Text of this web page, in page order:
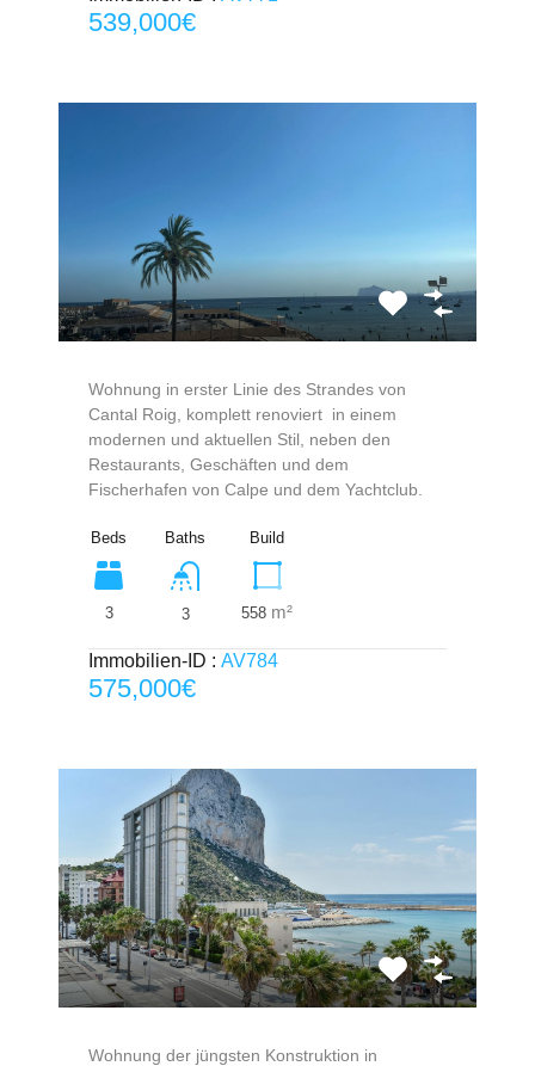
539,000€
Wohnung in erster Linie des Strandes von
Cantal Roig, komplett renoviert in einem
modernen und aktuellen Stil, neben den
Restaurants, Geschäften und dem
Fischerhafen von Calpe und dem Yachtclub.
Beds
3
Baths
3
Build
558 m²
Immobilien-ID : AV784
575,000€
Wohnung der jüngsten Konstruktion in